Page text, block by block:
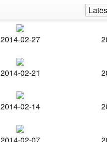
2014-02-27
2014-02-21
2014-02-14